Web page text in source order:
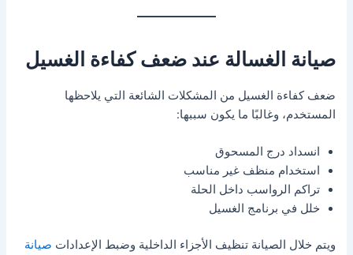
صيانة الغسالة عند ضعف كفاءة الغسيل
ضعف كفاءة الغسيل من المشكلات الشائعة التي يلاحظها
المستخدم، وغالبًا ما يكون سببها:
انسداد درج المسحوق
استخدام منظف غير مناسب
تراكم الرواسب داخل الحلة
خلل في برنامج الغسيل
ويتم خلال الصيانة تنظيف الأجزاء الداخلية وضبط الإعدادات صيانة